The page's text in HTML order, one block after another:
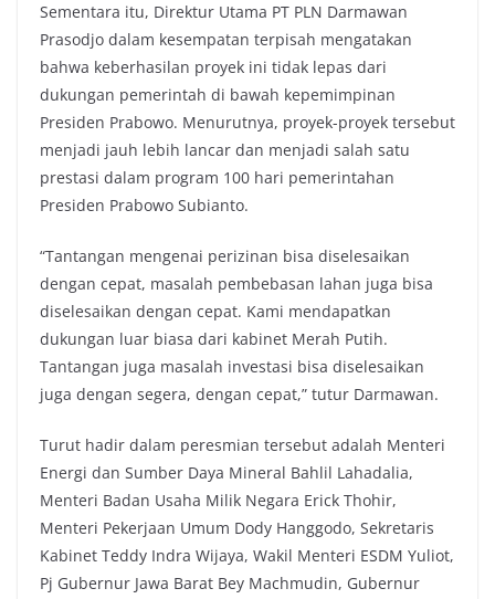
Sementara itu, Direktur Utama PT PLN Darmawan
Prasodjo dalam kesempatan terpisah mengatakan
bahwa keberhasilan proyek ini tidak lepas dari
dukungan pemerintah di bawah kepemimpinan
Presiden Prabowo. Menurutnya, proyek-proyek tersebut
menjadi jauh lebih lancar dan menjadi salah satu
prestasi dalam program 100 hari pemerintahan
Presiden Prabowo Subianto.
“Tantangan mengenai perizinan bisa diselesaikan
dengan cepat, masalah pembebasan lahan juga bisa
diselesaikan dengan cepat. Kami mendapatkan
dukungan luar biasa dari kabinet Merah Putih.
Tantangan juga masalah investasi bisa diselesaikan
juga dengan segera, dengan cepat,” tutur Darmawan.
Turut hadir dalam peresmian tersebut adalah Menteri
Energi dan Sumber Daya Mineral Bahlil Lahadalia,
Menteri Badan Usaha Milik Negara Erick Thohir,
Menteri Pekerjaan Umum Dody Hanggodo, Sekretaris
Kabinet Teddy Indra Wijaya, Wakil Menteri ESDM Yuliot,
Pj Gubernur Jawa Barat Bey Machmudin, Gubernur